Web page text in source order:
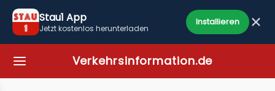
Stau1 App
Jetzt kostenlos herunterladen
Installieren
Verkehrsinformation.de